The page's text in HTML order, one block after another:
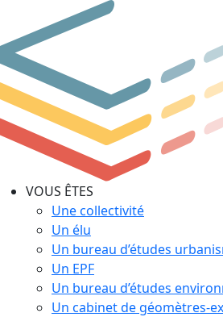
VOUS ÊTES
Une collectivité
Un élu
Un bureau d’études
Un EPF
Un bureau d’études
Un cabinet de géomètres-